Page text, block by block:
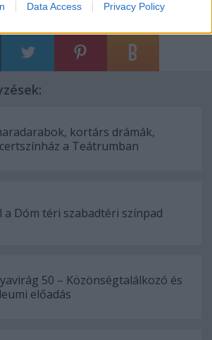
Data Access Privacy Policy
kortárs drámák,
a Teátrumban
a Dóm téri szabadtéri színpad
50 – Közönségtalálkozó és
előadás